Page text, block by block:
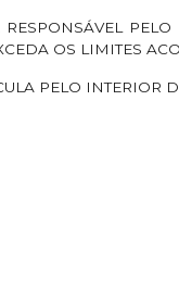
OS LIMITES
PELO